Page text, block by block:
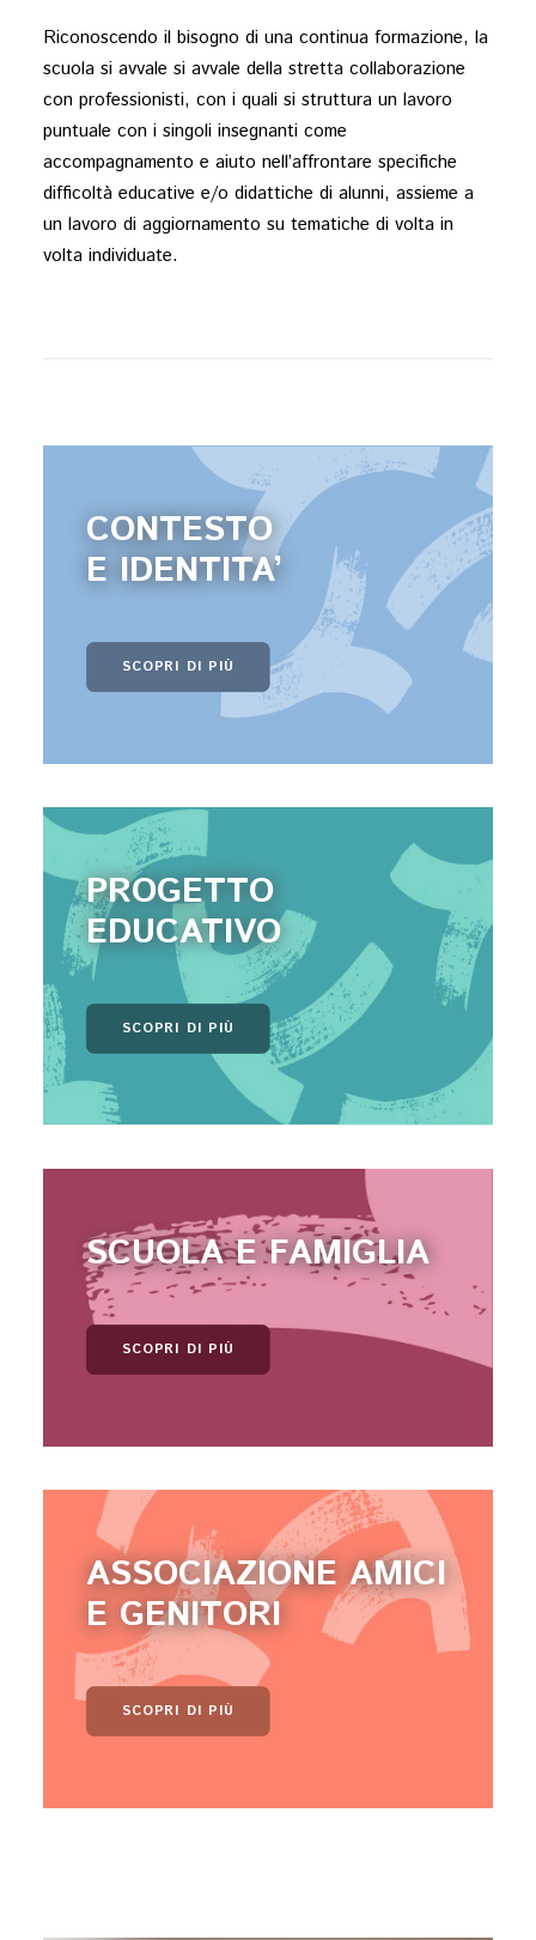
Riconoscendo il bisogno di una continua formazione, la
scuola si avvale si avvale della stretta collaborazione
con professionisti, con i quali si struttura un lavoro
puntuale con i singoli insegnanti come
accompagnamento e aiuto nell’affrontare specifiche
difficoltà educative e/o didattiche di alunni, assieme a
un lavoro di aggiornamento su tematiche di volta in
volta individuate.
CONTESTO
E IDENTITA’
SCOPRI DI PIÙ
PROGETTO
EDUCATIVO
SCOPRI DI PIÙ
SCUOLA E FAMIGLIA
SCOPRI DI PIÙ
ASSOCIAZIONE AMICI
E GENITORI
SCOPRI DI PIÙ